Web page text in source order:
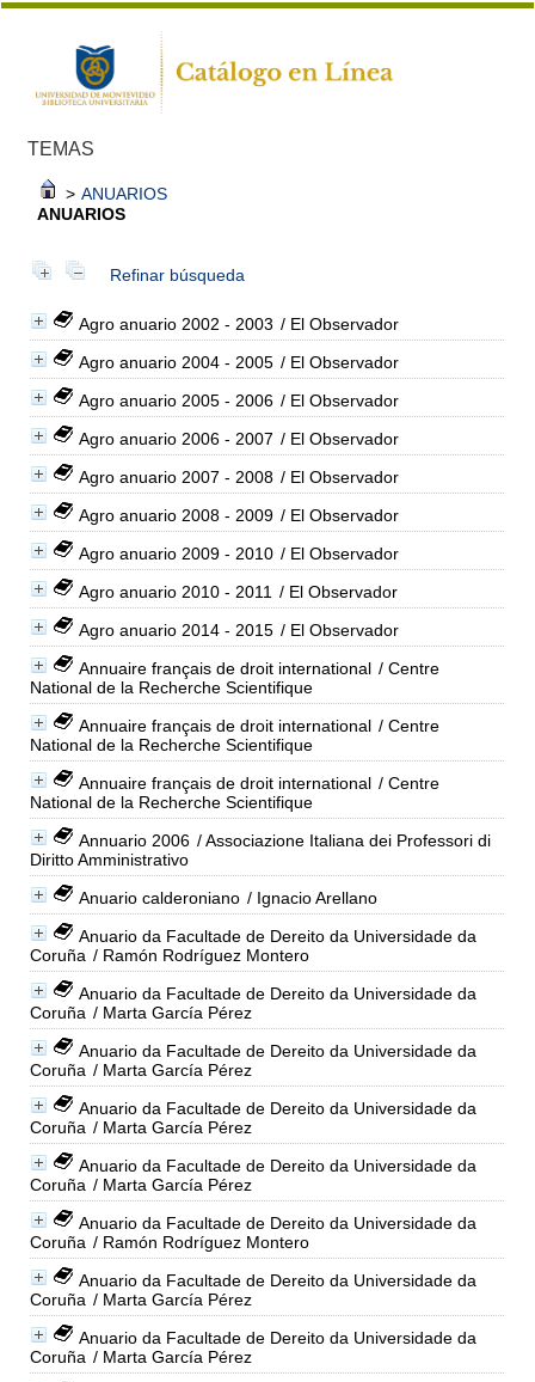
TEMAS
> ANUARIOS
ANUARIOS
Refinar búsqueda
Agro anuario 2002 - 2003 / El Observador
Agro anuario 2004 - 2005 / El Observador
Agro anuario 2005 - 2006 / El Observador
Agro anuario 2006 - 2007 / El Observador
Agro anuario 2007 - 2008 / El Observador
Agro anuario 2008 - 2009 / El Observador
Agro anuario 2009 - 2010 / El Observador
Agro anuario 2010 - 2011 / El Observador
Agro anuario 2014 - 2015 / El Observador
Annuaire français de droit international / Centre
National de la Recherche Scientifique
Annuaire français de droit international / Centre
National de la Recherche Scientifique
Annuaire français de droit international / Centre
National de la Recherche Scientifique
Annuario 2006 / Associazione Italiana dei Professori di
Diritto Amministrativo
Anuario calderoniano / Ignacio Arellano
Anuario da Facultade de Dereito da Universidade da
Coruña / Ramón Rodríguez Montero
Anuario da Facultade de Dereito da Universidade da
Coruña / Marta García Pérez
Anuario da Facultade de Dereito da Universidade da
Coruña / Marta García Pérez
Anuario da Facultade de Dereito da Universidade da
Coruña / Marta García Pérez
Anuario da Facultade de Dereito da Universidade da
Coruña / Marta García Pérez
Anuario da Facultade de Dereito da Universidade da
Coruña / Ramón Rodríguez Montero
Anuario da Facultade de Dereito da Universidade da
Coruña / Marta García Pérez
Anuario da Facultade de Dereito da Universidade da
Coruña / Marta García Pérez